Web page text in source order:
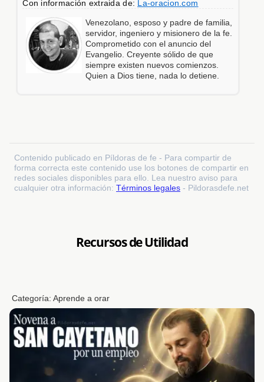
Con información extraida de: La-oracion.com
Venezolano, esposo y padre de familia,
servidor, ingeniero y misionero de la fe.
Comprometido con el anuncio del
Evangelio. Creyente sólido de que
siempre existen nuevos comienzos.
Quien a Dios tiene, nada lo detiene.
Contenido publicado en Píldoras de fe - Para compartir de
forma correcta este contenido use los botones de compartir en
redes sociales disponibles para ello. Lea nuestro aviso para
cualquier otra información: Términos legales - Pildorasdefe.net
Recursos de Utilidad
Categoría:Aprende a orar